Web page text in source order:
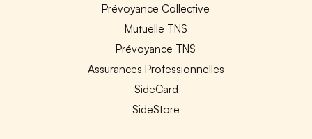
Prévoyance Collective
Mutuelle TNS
Prévoyance TNS
Assurances Professionnelles
SideCard
SideStore